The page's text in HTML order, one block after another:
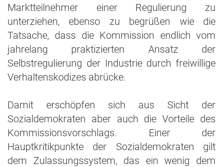
Marktteilnehmer einer Regulierung zu
unterziehen, ebenso zu begrüßen wie die
Tatsache, dass die Kommission endlich vom
jahrelang praktizierten Ansatz der
Selbstregulierung der Industrie durch freiwillige
Verhaltenskodizes abrücke.
Damit erschöpfen sich aus Sicht der
Sozialdemokraten aber auch die Vorteile des
Kommissionsvorschlags. Einer der
Hauptkritikpunkte der Sozialdemokraten gilt
dem Zulassungssystem, das ein wenig dem